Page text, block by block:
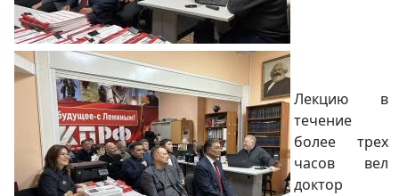
Лекцию в
течение
более трех
часов вел
доктор